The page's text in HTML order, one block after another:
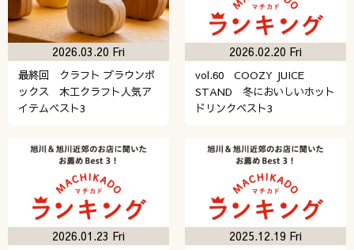
最終回 クラフト ブラウンボ
ックス 木工クラフト人気ア
イテムベスト3
2026.03.20 Fri
vol.60 COOZY JUICE
STAND 冬においしいホット
ドリンクベスト3
2026.02.20 Fri
2026.01.23 Fri 2025.12.19 Fri